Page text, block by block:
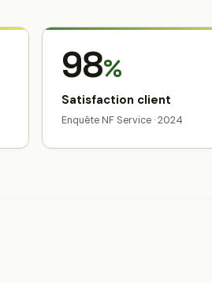
98%
Satisfaction client
Enquête NF Service · 2024